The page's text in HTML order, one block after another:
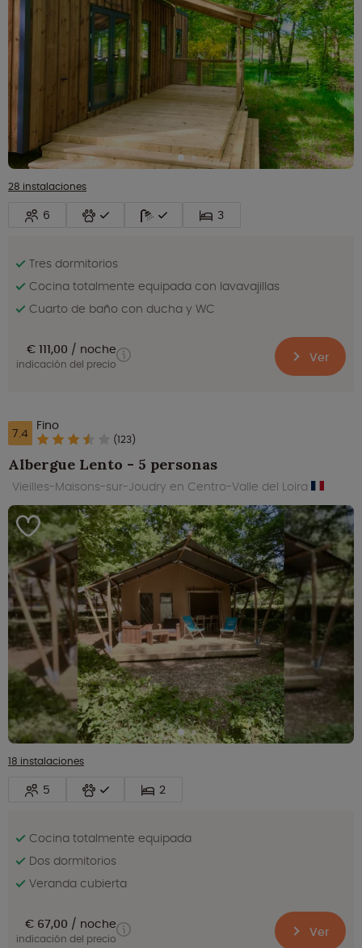
28 instalaciones
6 3
Tres dormitorios
Cocina totalmente equipada con lavavajillas
Cuarto de baño con ducha y WC
€ 111,00 noche
indicación del precio Ver
7.4 Fino
(123)
Albergue Lento - 5 personas
Vieilles-Maisons-sur-Joudry en Centro-Valle del Loira
18 instalaciones
5 2
Cocina totalmente equipada
Dos dormitorios
Veranda cubierta
€ 67,00 noche
indicación del precio Ver